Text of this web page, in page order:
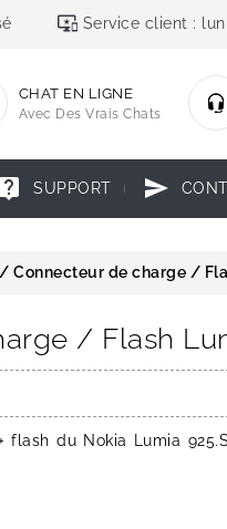
important_devices Service client : lun
CHAT EN LIGNE
Avec Des Vrais Chats
live_help SUPPORT send
/ Connecteur de charge /
/ Flash
du Nokia Lumia